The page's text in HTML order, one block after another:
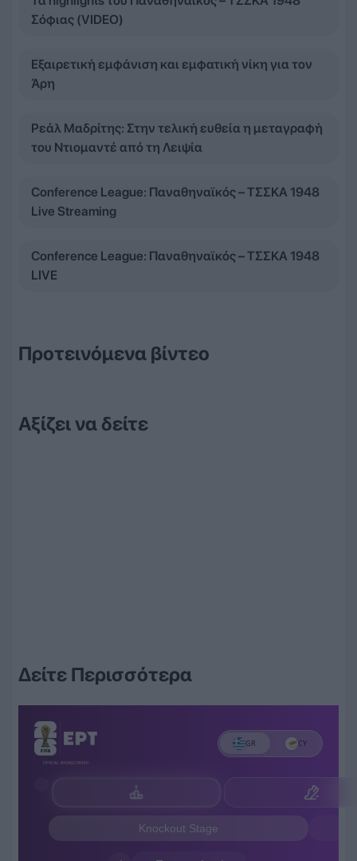
Σόφιας (VIDEO)
Εξαιρετική εμφάνιση και εμφατική νίκη για τον
Άρη
Ρεάλ Μαδρίτης: Στην τελική ευθεία η μεταγραφή
του Ντιομαντέ από τη Λειψία
Conference League: Παναθηναϊκός – ΤΣΣΚΑ 1948
Live Streaming
Conference League: Παναθηναϊκός – ΤΣΣΚΑ 1948
LIVE
Προτεινόμενα βίντεο
Αξίζει να δείτε
Δείτε Περισσότερα